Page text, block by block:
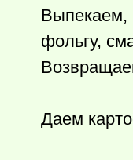
Выпекаем,
фольгу,
Даем